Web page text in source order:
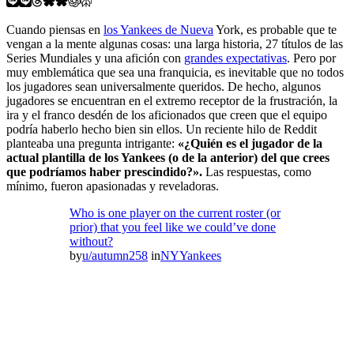
Cuando piensas en los Yankees de Nueva York, es probable que te
vengan a la mente algunas cosas: una larga historia, 27 títulos de las
Series Mundiales y una afición con grandes expectativas. Pero por
muy emblemática que sea una franquicia, es inevitable que no todos
los jugadores sean universalmente queridos. De hecho, algunos
jugadores se encuentran en el extremo receptor de la frustración, la
ira y el franco desdén de los aficionados que creen que el equipo
podría haberlo hecho bien sin ellos. Un reciente hilo de Reddit
planteaba una pregunta intrigante: «¿Quién es el jugador de la
actual plantilla de los Yankees (o de la anterior) del que crees
que podríamos haber prescindido?». Las respuestas, como
mínimo, fueron apasionadas y reveladoras.
Who is one player on the current roster (or
prior) that you feel like we could’ve done
without?
byu/autumn258 inNYYankees